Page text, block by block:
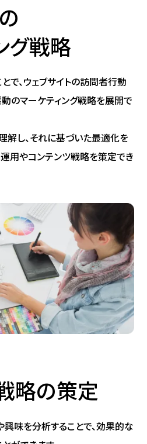
グ戦略
で、ウェブサイトの訪問者行動
のマーケティング戦略を展開で
し、それに基づいた最適化を
用やコンテンツ戦略を策定でき
略の策定
味を分析することで、効果的な